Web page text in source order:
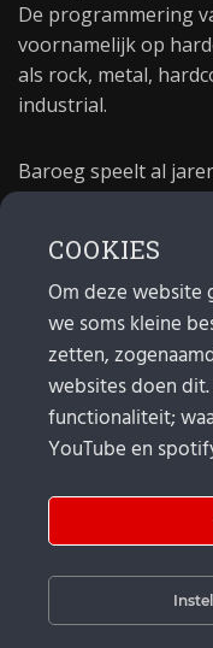
De programmering
voornamelijk op
als rock, metal,
industrial.
Baroeg speelt al
poppodium 40 jaar.
MAIL
Algemeen:
Bands & boeking:
Promotie &
COOKIES
Om deze website
we soms kleine
zetten,
websites doen
functionaliteit;
YouTube en